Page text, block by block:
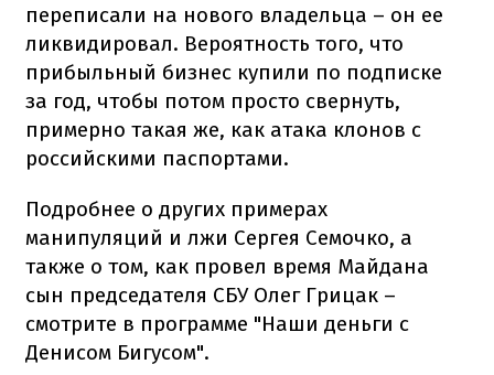
переписали на нового владельца – он ее
ликвидировал. Вероятность того, что
прибыльный бизнес купили по подписке
за год, чтобы потом просто свернуть,
примерно такая же, как атака клонов с
российскими паспортами.
Подробнее о других примерах
манипуляций и лжи Сергея Семочко, а
также о том, как провел время Майдана
сын председателя СБУ Олег Грицак –
смотрите в программе "Наши деньги с
Денисом Бигусом".